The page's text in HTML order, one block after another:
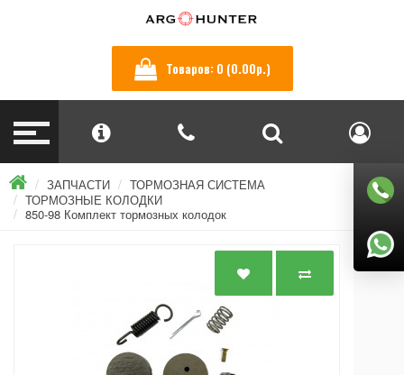
Товаров: 0 (0.00р.)
ЗАПЧАСТИ
ТОРМОЗНАЯ СИСТЕМА
ТОРМОЗНЫЕ КОЛОДКИ
850-98 Комплект тормозных колодок